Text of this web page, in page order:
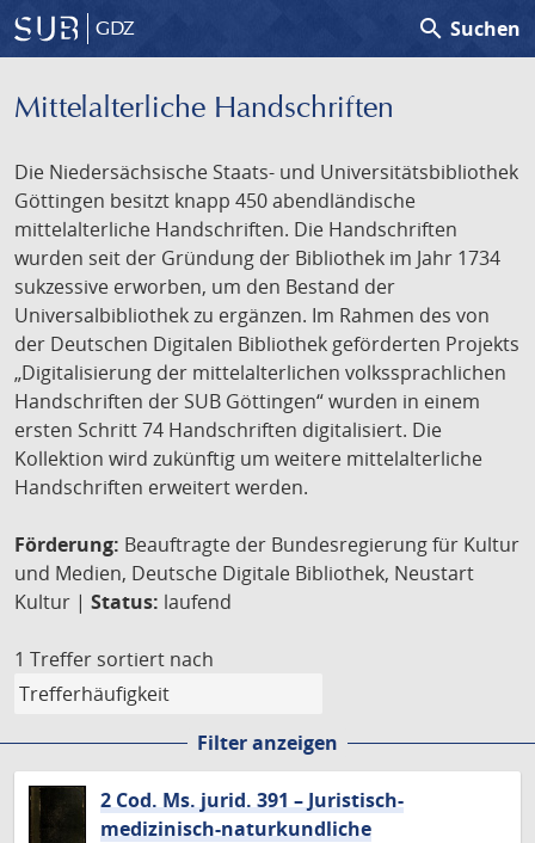
GDZ search Suchen
Mittelalterliche Handschriften
Die Niedersächsische Staats- und Universitätsbibliothek
Göttingen besitzt knapp 450 abendländische
mittelalterliche Handschriften. Die Handschriften
wurden seit der Gründung der Bibliothek im Jahr 1734
sukzessive erworben, um den Bestand der
Universalbibliothek zu ergänzen. Im Rahmen des von
der Deutschen Digitalen Bibliothek geförderten Projekts
„Digitalisierung der mittelalterlichen volkssprachlichen
Handschriften der SUB Göttingen“ wurden in einem
ersten Schritt 74 Handschriften digitalisiert. Die
Kollektion wird zukünftig um weitere mittelalterliche
Handschriften erweitert werden.
Förderung: Beauftragte der Bundesregierung für Kultur
und Medien, Deutsche Digitale Bibliothek, Neustart
Kultur | Status: laufend
1 Treffer sortiert nach
Filter anzeigen
2 Cod. Ms. jurid. 391 – Juristisch-
medizinisch-naturkundliche